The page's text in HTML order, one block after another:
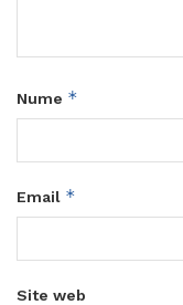
Nume *
Email *
Site web